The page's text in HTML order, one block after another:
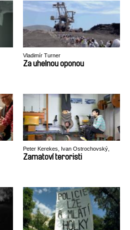
Vladimír Turner
Za uhelnou oponou
Peter Kerekes, Ivan Ostrochovský,
Pavol Pekarčík
Zamatoví teroristi